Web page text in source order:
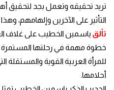
تريد تحقيقه وتعمل بجد لتحقيق
التأثير على الآخرين وإلهامهم،
تألق
خطوة مهمة في رحلتها المستمرة
للمرأة العربية القوية
أحلامها.